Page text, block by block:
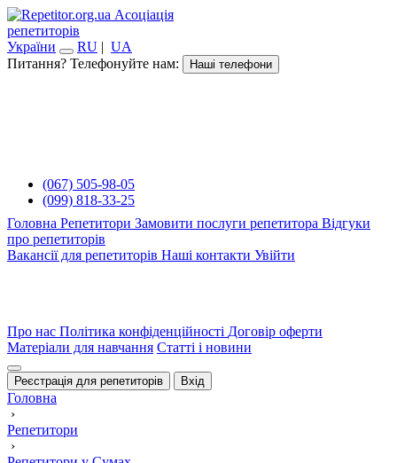
Асоціація
репетиторів
України
RU | UA
Питання? Телефонуйте нам:
Наші телефони
(067) 505-98-05
(099) 818-33-25
Головна Репетитори Замовити послуги репетитора Відгуки
про репетиторів
Вакансії для репетиторів Наші контакти Увійти
Про нас Політика конфіденційності Договір оферти
Матеріали для навчання Статті і новини
Реєстрація для репетиторів Вхід
Головна
›
Репетитори
›